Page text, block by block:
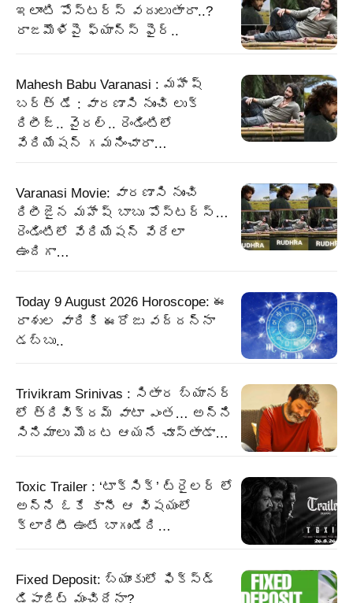
ఇలాంటి పోస్టర్స్ వదులుతారా..?
రాజమౌళిపై ఫ్యాన్స్ ఫైర్..
Mahesh Babu Varanasi : మహేష్
బర్త్ డే : వారణాసి నుంచి లుక్
రిలీజ్.. వైరల్.. రెండింటిలో
వేరియేషన్ గమనించారా…
Varanasi Movie: వారణాసి నుంచి
రిలీజైన మహేష్ బాబు పోస్టర్స్…
రెండింటిలో వేరియేషన్ వేరేలా
ఉందిగా…
Today 9 August 2026 Horoscope: ఈ
రాశుల వారికి ఈరోజు వద్దన్నా
డబ్బు..
Trivikram Srinivas : సితార బ్యానర్
లో త్రివిక్రమ్ వాటా ఎంత… అన్ని
సినిమాలు మొదట ఆయనే చూస్తాడా…
Toxic Trailer : ‘టాక్సిక్’ ట్రైలర్ లో
అన్ని ఓకే కానీ ఆ విషయంలో
క్లారిటీ ఉంటే బాగుండేది…
Fixed Deposit: బ్యాంకులో ఫిక్స్డ్
డిపాజిట్ మంచిదేనా?